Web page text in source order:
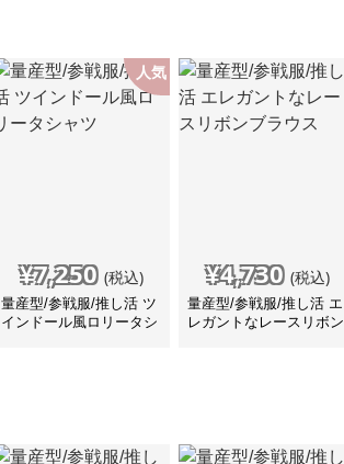
人気
¥7,250 (税込)
量産型/参戦服/推し活 ツ
インドール風ロリータシ
¥4,730 (税込)
量産型/参戦服/推し活 エ
レガントなレースリボン